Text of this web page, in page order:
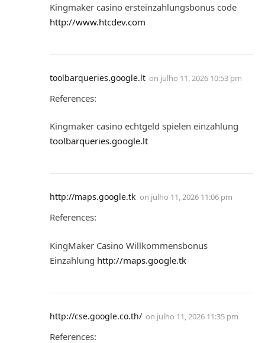
Kingmaker casino ersteinzahlungsbonus code
http://www.htcdev.com
toolbarqueries.google.lt on julho 11, 2026 10:53 pm
References:
Kingmaker casino echtgeld spielen einzahlung
toolbarqueries.google.lt
http://maps.google.tk on julho 11, 2026 11:06 pm
References:
KingMaker Casino Willkommensbonus
Einzahlung http://maps.google.tk
http://cse.google.co.th/ on julho 11, 2026 11:35 pm
References: